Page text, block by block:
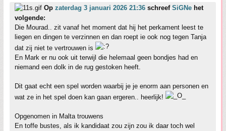
Op zaterdag 3 januari 2026 21:36 schreef SiGNe het
volgende:
Die Mourad.. zit vanaf het moment dat hij het perkament leest te
liegen en dingen te verzinnen en dan roept ie ook nog tegen Tanja
dat zij niet te vertrouwen is
En Mark er nu ook uit terwijl die helemaal geen bondjes had en
niemand een dolk in de rug gestoken heeft.
Dit gaat echt een spel worden waarbij je je enorm aan personen en
wat ze in het spel doen kan gaan ergeren.. heerlijk!
Opgenomen in Malta trouwens
En toffe bustes, als ik kandidaat zou zijn zou ik daar toch wel